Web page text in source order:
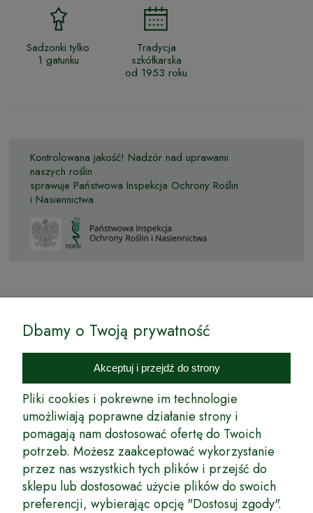
Sadzonki tylko
1 gatunku
Tradycja
szkółkarska
od 1953 roku
Kontrolowana jakość! Nadzór nad uprawami
naszych roślin
sprawuje Państwowa Inspekcja Ochrony Roślin
i Nasiennictwa
Internetowy Sklep Ogrodniczy Podkarpackie Sady to inicjatywa
podkarpackich szkółkarzy, której zamierzeniem jest wprowadzenie na
rynek wysokiej jakości drzewek owocowych, drzewek ozdobnych oraz
innych produktów pozwalających na uprawianie zarówno małych, jak
i dużych sadów oraz ogrodów.
Wspólnie stworzyliśmy dla Państwa kompleksową ofertę - wspaniałe
produkty, dary ziemi ze szkółek drzewek ozdobnych i owocowych,
których tradycje sięgają roku 1953. Drzewka produkowane są
z najwyższą starannością przez trzecie pokolenie plantatorów.
Długoletnie Doświadczenie sprawiło, że wszystkie drzewka cechuje
duża odporność na zmienne warunki atmosferyczne naszego klimatu
Dbamy o Twoją prywatność
Akceptuj i przejdź do strony
Pliki cookies i pokrewne im technologie
umożliwiają poprawne działanie strony i
pomagają nam dostosować ofertę do Twoich
potrzeb. Możesz zaakceptować wykorzystanie
przez nas wszystkich tych plików i przejść do
sklepu lub dostosować użycie plików do swoich
preferencji, wybierając opcję "Dostosuj zgody".